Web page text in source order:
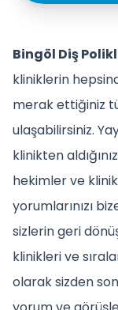
Bingöl Diş
kliniklerin
merak ettiğiniz
ulaşabilirsiniz.
klinikten
hekimler ve
yorumlarınızı
sizlerin geri
klinikleri ve
olarak sizden